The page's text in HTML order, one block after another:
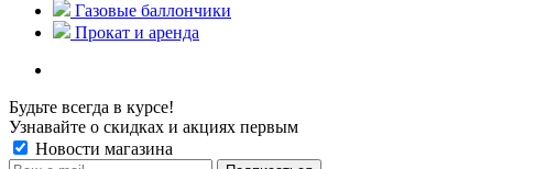
Газовые баллончики
Прокат и аренда
Будьте всегда в курсе!
Узнавайте о скидках и акциях первым
Новости магазина